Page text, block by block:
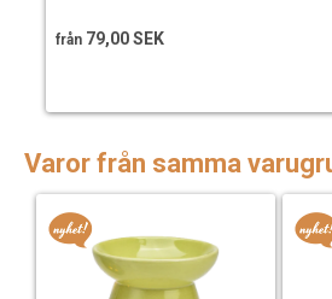
från 79,00 SEK
Varor från samma